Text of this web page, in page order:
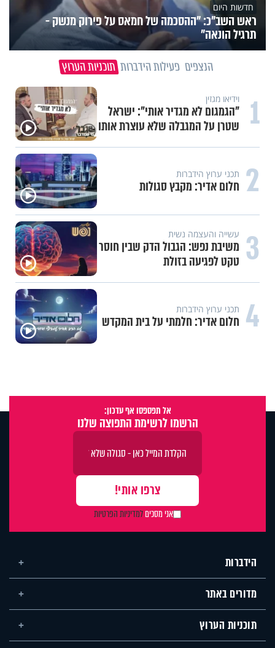
חדשות היום
ראש השב"כ: "ההסכמה של חמאס על פירוק מנשק -
תרגיל הונאה"
הנצפים פעילות הידברות תוכניות הערוץ
1 וידיאו מגזין
"הגמגום לא מגדיר אותי": ישראל
שטרן על המגבלה שלא עוצרת אותו
2 תכני ערוץ הידברות
חלום אדיר: מקבץ סגולות
3 עשייה והעצמה נשית
משיבת נפש: הגבול הדק שבין חוסר
טקט לפגיעה בזולת
4 תכני ערוץ הידברות
חלום אדיר: חלמתי על בית המקדש
אל תפספסו אף עדכון:
הרשמו לרשימת התפוצה שלנו
אני מסכיםלמדיניות הפרטיות
הידברות
מדורים באתר
תוכניות הערוץ